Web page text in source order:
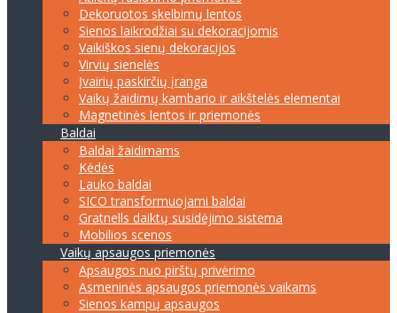
Dekoruotos skelbimų lentos
Sienos laikrodžiai su dekoracijomis
Vaikiškos sienų dekoracijos
Virvių sienelės
Įvairių paskirčių įranga
Vaikų žaidimų kambario ir aikštelės elementai
Magnetinės lentos ir priemonės
Baldai
Baldai žaidimams
Kėdės
Lauko baldai
SICO transformuojami baldai
Gratnells daiktų susidėjimo sistema
Mobilios scenos
Vaikų apsaugos priemonės
Apsaugos nuo pirštų privėrimo
Asmeninės apsaugos priemonės vaikams
Sienos kampų apsaugos